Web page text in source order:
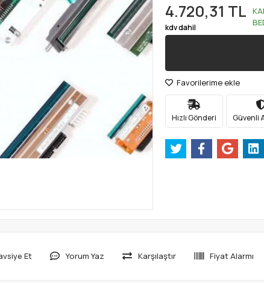
4.720,31 TL
kdv dahil
Favorilerime ekle
Hızlı Gönderi Güvenli
Et Yorum Yaz Karşılaştır Fiyat Alarmı